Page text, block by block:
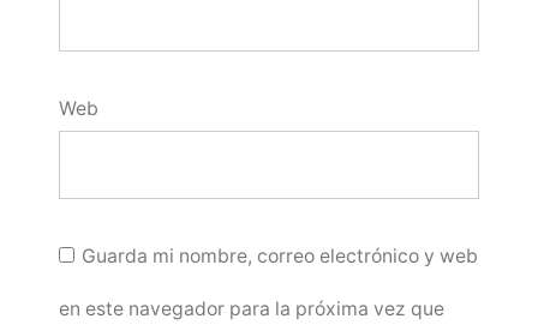
Web
Guarda mi nombre, correo electrónico y web
en este navegador para la próxima vez que